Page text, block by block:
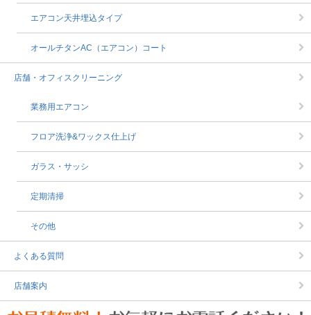
エアコン天井埋込タイプ
オールチタンAC（エアコン）コート
店舗・オフィスクリーニング
業務用エアコン
フロア洗浄&ワックス仕上げ
ガラス・サッシ
定期清掃
その他
よくある質問
店舗案内